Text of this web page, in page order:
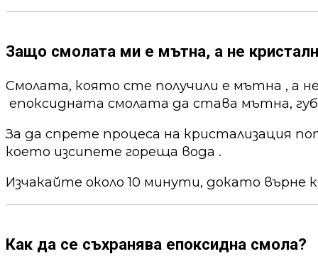
Защо смолата ми е мътна, а не
Смолата, която сте получили е мътна , а
епоксидната смолата да става мътна,
За да спрете процеса на кристализация
което изсипете гореща вода .
Изчакайте около 10 минути, докато върне
Как да се съхранява епоксидна смола?